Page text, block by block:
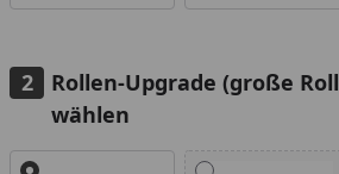
Rollen-Upgrade (große
wählen
Alle anzeigen (2)